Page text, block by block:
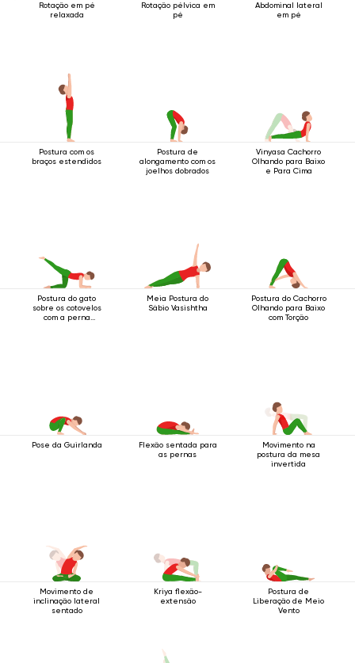
Rotação em pé
relaxada
Rotação pélvica em
pé
Abdominal lateral
em pé
Postura com os
braços estendidos
Postura de
alongamento com os
joelhos dobrados
Vinyasa Cachorro
Olhando para Baixo
e Para Cima
Postura do gato
sobre os cotovelos
com a perna
Meia Postura do
Sábio Vasishtha
Postura do Cachorro
Olhando para Baixo
com Torção
Pose da Guirlanda
Flexão sentada para
as pernas
Movimento na
postura da mesa
invertida
Movimento de
inclinação lateral
sentado
Kriya flexão-
extensão
Postura de
Liberação de Meio
Vento